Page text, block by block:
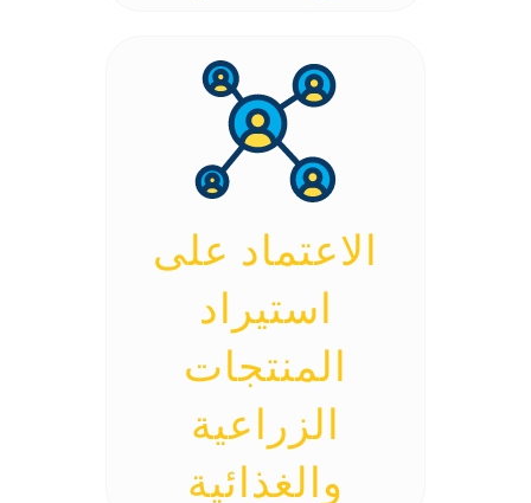
الاعتماد على
استيراد
المنتجات
الزراعية
والغذائية